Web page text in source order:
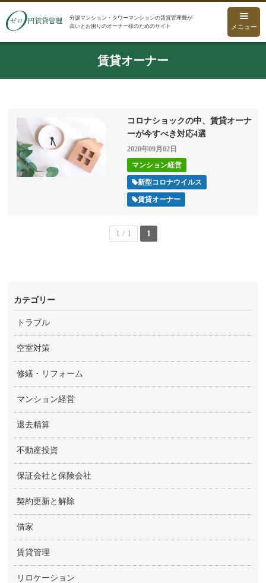
メニュー
分譲マンション・タワーマンションの賃貸管理費が
高いとお困りのオーナー様のためのサイト
賃貸オーナー
コロナショックの中、賃貸オーナ
ーが今すべき対応4選
2020年09月02日
マンション経営
新型コロナウイルス
賃貸オーナー
1 / 1 1
カテゴリー
トラブル
空室対策
修繕・リフォーム
マンション経営
退去精算
不動産投資
保証会社と保険会社
契約更新と解除
借家
賃貸管理
リロケーション